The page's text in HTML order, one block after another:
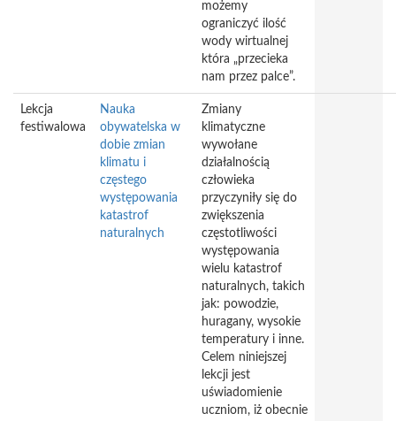
możemy
ograniczyć ilość
wody wirtualnej
która „przecieka
nam przez palce”.
Lekcja
festiwalowa
Nauka
obywatelska w
dobie zmian
klimatu i
częstego
występowania
katastrof
naturalnych
Zmiany
klimatyczne
wywołane
działalnością
człowieka
przyczyniły się do
zwiększenia
częstotliwości
występowania
wielu katastrof
naturalnych, takich
jak: powodzie,
huragany, wysokie
temperatury i inne.
Celem niniejszej
lekcji jest
uświadomienie
uczniom, iż obecnie